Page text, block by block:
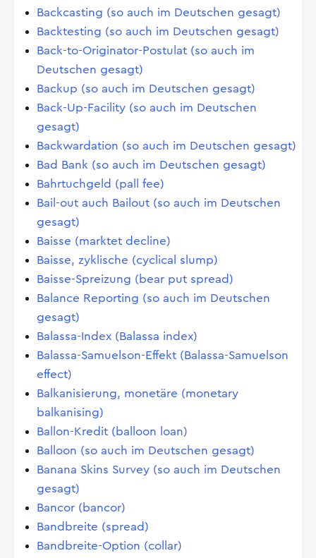
Backcasting (so auch im Deutschen gesagt)
Backtesting (so auch im Deutschen gesagt)
Back-to-Originator-Postulat (so auch im
Deutschen gesagt)
Backup (so auch im Deutschen gesagt)
Back-Up-Facility (so auch im Deutschen
gesagt)
Backwardation (so auch im Deutschen gesagt)
Bad Bank (so auch im Deutschen gesagt)
Bahrtuchgeld (pall fee)
Bail-out auch Bailout (so auch im Deutschen
gesagt)
Baisse (marktet decline)
Baisse, zyklische (cyclical slump)
Baisse-Spreizung (bear put spread)
Balance Reporting (so auch im Deutschen
gesagt)
Balassa-Index (Balassa index)
Balassa-Samuelson-Effekt (Balassa-Samuelson
effect)
Balkanisierung, monetäre (monetary
balkanising)
Ballon-Kredit (balloon loan)
Balloon (so auch im Deutschen gesagt)
Banana Skins Survey (so auch im Deutschen
gesagt)
Bancor (bancor)
Bandbreite (spread)
Bandbreite-Option (collar)